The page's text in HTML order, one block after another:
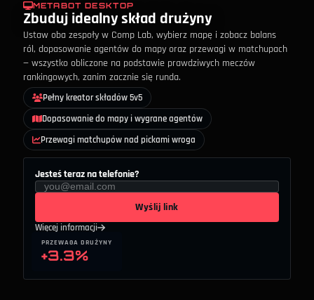
METABOT DESKTOP
Zbuduj idealny skład drużyny
Ustaw oba zespoły w Comp Lab, wybierz mapę i zobacz balans
ról, dopasowanie agentów do mapy oraz przewagi w matchupach
— wszystko obliczone na podstawie prawdziwych meczów
rankingowych, zanim zacznie się runda.
Pełny kreator składów 5v5
Dopasowanie do mapy i wygrane agentów
Przewagi matchupów nad pickami wroga
Jesteś teraz na telefonie?
Wyślij link
Więcej informacji
PRZEWAGA DRUŻYNY
+3.3%